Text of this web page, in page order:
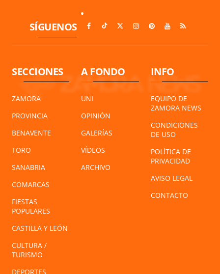
SÍGUENOS
SECCIONES
ZAMORA
PROVINCIA
BENAVENTE
TORO
SANABRIA
COMARCAS
FIESTAS
POPULARES
CASTILLA Y LEÓN
CULTURA /
TURISMO
DEPORTES
A FONDO
UNI
OPINIÓN
GALERÍAS
VÍDEOS
ARCHIVO
INFO
EQUIPO DE
ZAMORA NEWS
CONDICIONES
DE USO
POLÍTICA DE
PRIVACIDAD
AVISO LEGAL
CONTACTO